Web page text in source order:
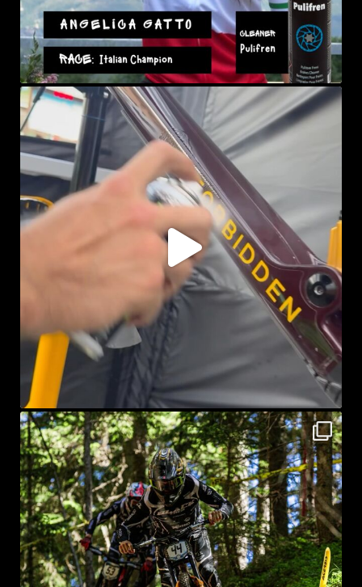
sprayke_bike
Lug 29
sprayke_bike
Lug 27